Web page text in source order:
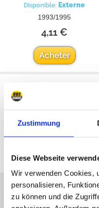
Zustimmung
Diese Webseite
Wir verwenden Cookies,
personalisieren,
zu können und die
Disponible: Externe
1993/1995
4,11 €
Acheter
Tous les
Nous